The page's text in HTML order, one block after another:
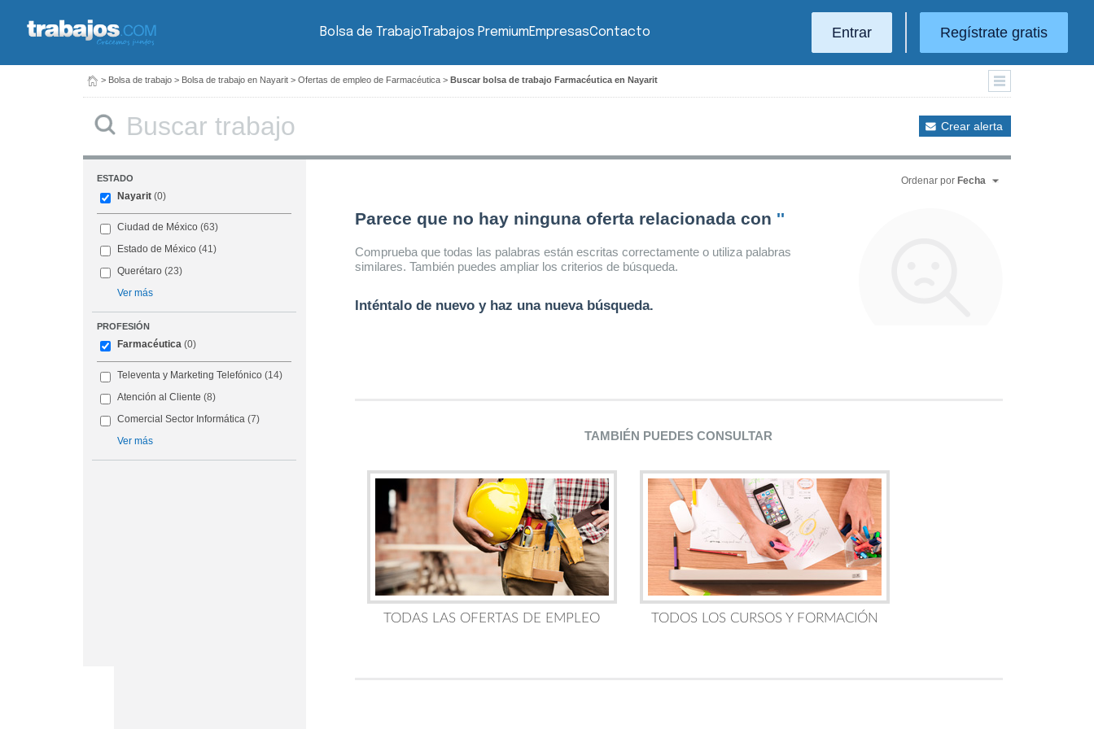
Bolsa de TrabajoTrabajos PremiumEmpresasContacto Entrar Regístrate gratis
> Bolsa de trabajo > Bolsa de trabajo en Nayarit > Ofertas de empleo de Farmacéutica > Buscar bolsa de trabajo Farmacéutica en Nayarit
Crear alerta
ESTADO
Nayarit (0)
Ciudad de México (63)
Estado de México (41)
Querétaro (23)
Ver más
PROFESIÓN
Farmacéutica (0)
Televenta y Marketing Telefónico (14)
Atención al Cliente (8)
Comercial Sector Informática (7)
Ver más
Ordenar por Fecha
Parece que no hay ninguna oferta relacionada con ''
Comprueba que todas las palabras están escritas correctamente o utiliza palabras
similares. También puedes ampliar los criterios de búsqueda.
Inténtalo de nuevo y haz una nueva búsqueda.
TAMBIÉN PUEDES CONSULTAR
TODAS LAS OFERTAS DE EMPLEO TODOS LOS CURSOS Y FORMACIÓN